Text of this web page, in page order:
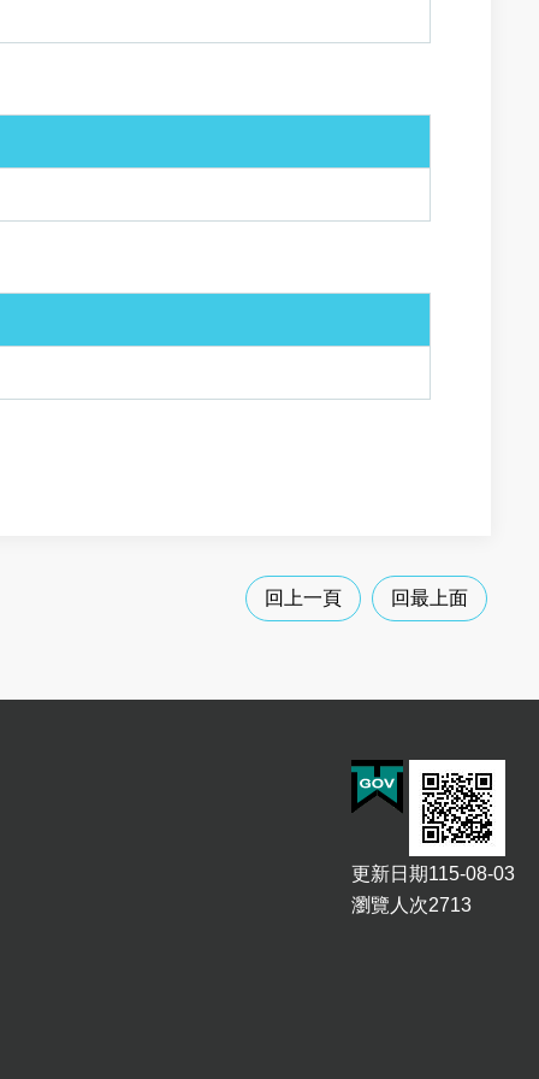
回上一頁 回最上面
更新日期115-08-03
瀏覽人次2713